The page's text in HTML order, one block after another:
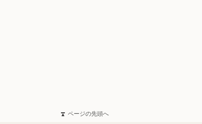
ページの先頭へ